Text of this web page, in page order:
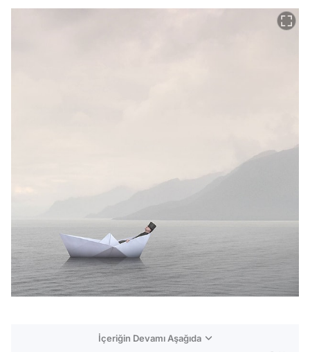
İçeriğin Devamı Aşağıda